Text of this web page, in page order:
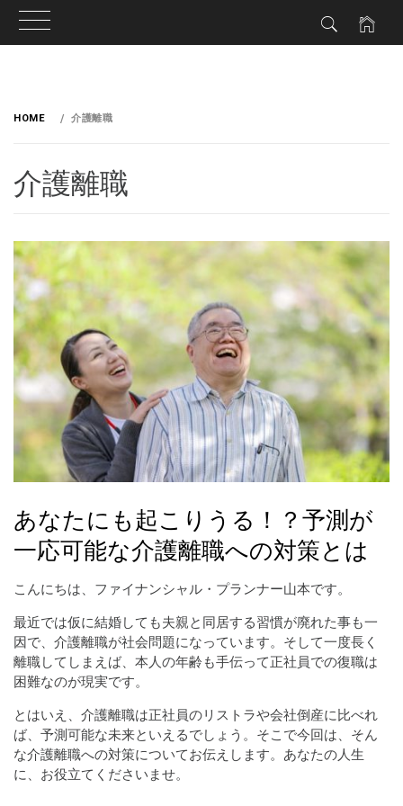
HOME 介護離職
介護離職
あなたにも起こりうる！？予測が
一応可能な介護離職への対策とは
こんにちは、ファイナンシャル・プランナー山本です。
最近では仮に結婚しても夫親と同居する習慣が廃れた事も一
因で、介護離職が社会問題になっています。そして一度長く
離職してしまえば、本人の年齢も手伝って正社員での復職は
困難なのが現実です。
とはいえ、介護離職は正社員のリストラや会社倒産に比べれ
ば、予測可能な未来といえるでしょう。そこで今回は、そん
な介護離職への対策についてお伝えします。あなたの人生
に、お役立てくださいませ。